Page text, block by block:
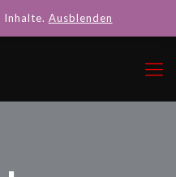
Inhalte. Ausblenden